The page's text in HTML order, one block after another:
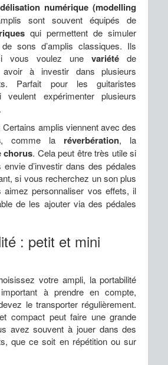
numérique (modelling
sont souvent équipés de
qui permettent de simuler
sons d’amplis classiques. Ils
vous voulez unevariété de
à investir dans plusieurs
Parfait pour les guitaristes
expérimenter plusieurs
amplis viennent avec des
, comme la réverbération, la
chorus. Cela peut être très utile si
envie d’investir dans des pédales
si vous recherchez un son plus
personnaliser vos effets, il
de les ajouter via des pédales
: petit et mini
votre ampli, la portabilité
à prendre en compte,
le transporter régulièrement.
compact peut faire une grande
avez souvent à jouer dans des
que ce soit en répétition ou sur